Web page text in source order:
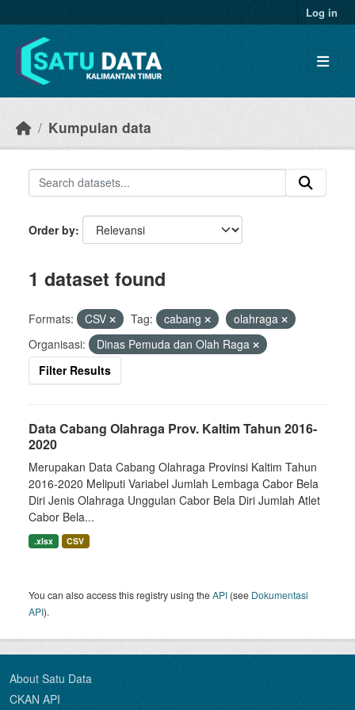
Log in
Kumpulan data
Order by
1 dataset found
Formats: CSV Tag: cabang
olahraga
Organisasi:
Dinas Pemuda dan Olah Raga
Filter Results
Data Cabang Olahraga Prov. Kaltim Tahun 2016-
2020
Merupakan Data Cabang Olahraga Provinsi Kaltim Tahun
2016-2020 Meliputi Variabel Jumlah Lembaga Cabor Bela
Diri Jenis Olahraga Unggulan Cabor Bela Diri Jumlah Atlet
Cabor Bela...
.xlsx CSV
You can also access this registry using theAPI (see Dokumentasi
API).
About Satu Data
CKAN API